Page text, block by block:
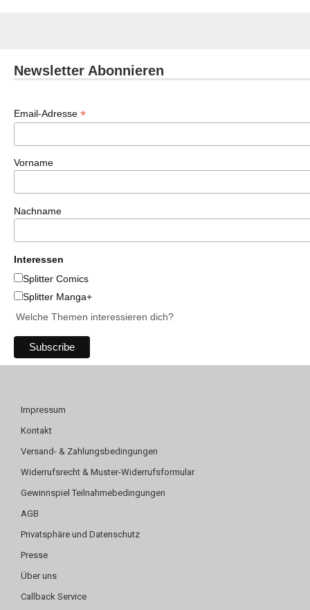
Newsletter Abonnieren
Email-Adresse *
Vorname
Nachname
Interessen
Splitter Comics
Splitter Manga+
Welche Themen interessieren dich?
Impressum
Kontakt
Versand- & Zahlungsbedingungen
Widerrufsrecht & Muster-Widerrufsformular
Gewinnspiel Teilnahmebedingungen
AGB
Privatsphäre und Datenschutz
Presse
Über uns
Callback Service